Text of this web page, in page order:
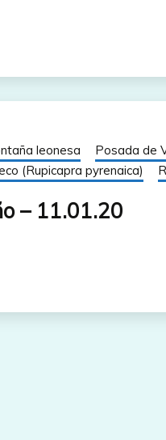
leonesa Posada de
(Rupicapra pyrenaica)
– 11.01.20